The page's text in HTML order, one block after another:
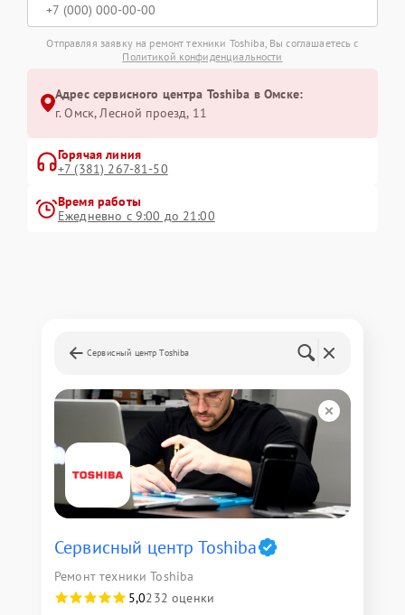
Отправляя заявку на ремонт техники Toshiba, Вы соглашаетесь с
Политикой конфиденциальности
Адрес сервисного центра Toshiba в Омске:
г. Омск, ​Лесной проезд, 11
Горячая линия
+7 (381) 267-81-50
Время работы
Ежедневно с 9:00 до 21:00
Сервисный центр Toshiba
Сервисный центр Toshiba
Ремонт техники Toshiba
5,0232 оценки